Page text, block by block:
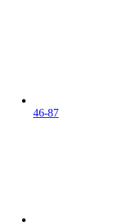
46-87